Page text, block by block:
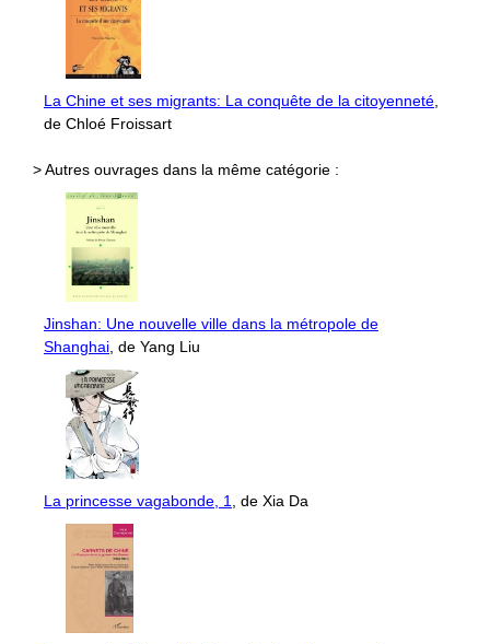
La Chine et ses migrants: La conquête de la citoyenneté
de Chloé Froissart
> Autres ouvrages dans la même catégorie :
Jinshan: Une nouvelle ville dans la métropole de
Shanghai , de Yang Liu
La princesse vagabonde, 1 , de Xia Da